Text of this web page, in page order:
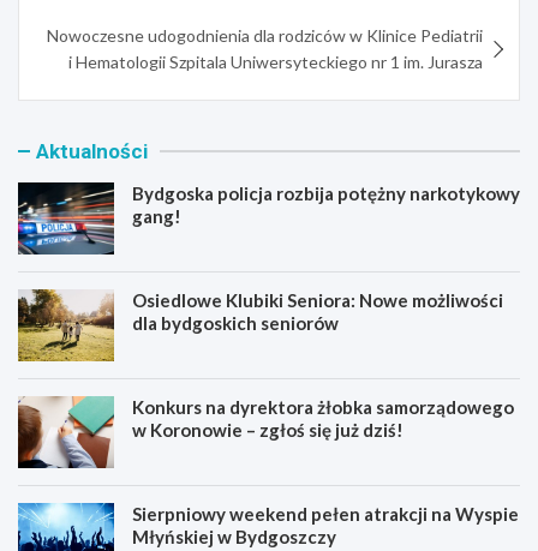
Nowoczesne udogodnienia dla rodziców w Klinice Pediatrii
i Hematologii Szpitala Uniwersyteckiego nr 1 im. Jurasza
Aktualności
Bydgoska policja rozbija potężny narkotykowy
gang!
Osiedlowe Klubiki Seniora: Nowe możliwości
dla bydgoskich seniorów
Konkurs na dyrektora żłobka samorządowego
w Koronowie – zgłoś się już dziś!
Sierpniowy weekend pełen atrakcji na Wyspie
Młyńskiej w Bydgoszczy